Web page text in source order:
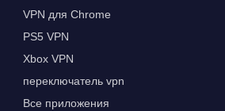
VPN для Chrome
PS5 VPN
Xbox VPN
переключатель vpn
Все приложения